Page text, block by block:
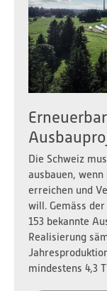
Die Schweiz
ausbauen,
erreichen und
will. Gemäss
153 bekannte
Realisierung
mindestens 4,3